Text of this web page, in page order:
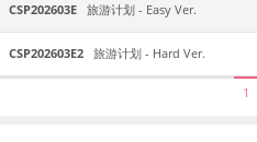
CSP202603E 旅游计划 - Easy Ver.
CSP202603E2 旅游计划 - Hard Ver.
1